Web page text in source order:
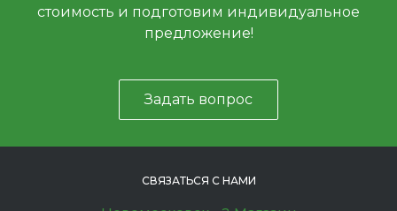
стоимость и подготовим индивидуальное
предложение!
Задать вопрос
СВЯЗАТЬСЯ С НАМИ